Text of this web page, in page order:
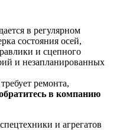
в регулярном
состояния осей,
и сцепного
и незапланированных
ремонта,
в компанию
и агрегатов